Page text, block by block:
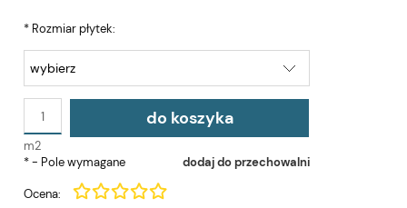
* Rozmiar płytek:
m2
do koszyka
dodaj do przechowalni
*- Pole wymagane
Ocena: